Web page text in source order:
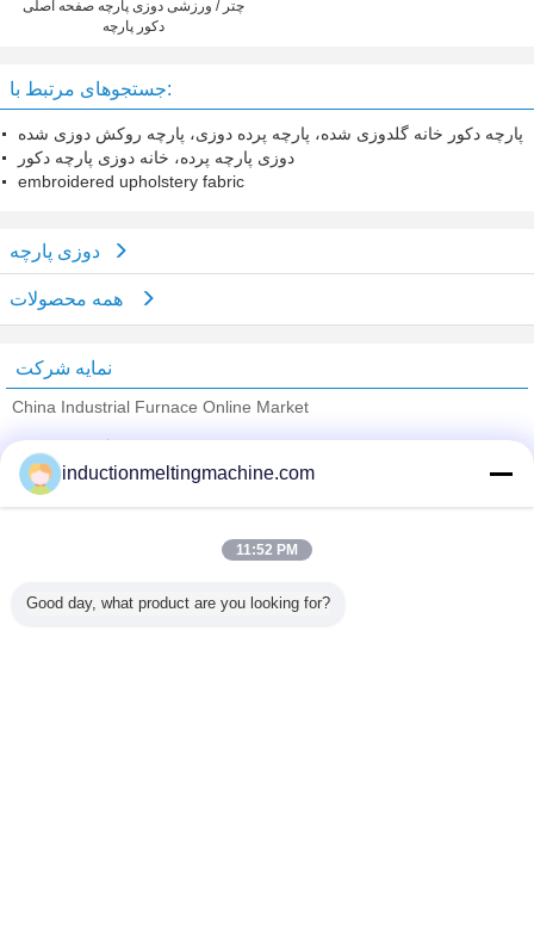
چتر / ورزشی دوزی پارچه صفحه اصلی
دکور پارچه
جستجوهای مرتبط با:
پارچه دکور خانه گلدوزی شده، پارچه پرده دوزی، پارچه روکش دوزی شده
دوزی پارچه پرده، خانه دوزی پارچه دکور
embroidered upholstery fabric
دوزی پارچه
نمایه شرکت
China Industrial Furnace Online Market
Trust Seal
Verified Suplier
همه محصولات
inductionmeltingmachine.com
11:52 PM
Good day, what product are you looking for?